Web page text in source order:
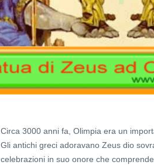
Circa 3000 anni fa, Olimpia era un
Gli antichi greci adoravano Zeus dio
celebrazioni in suo onore che